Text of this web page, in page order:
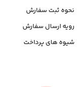
نحوه ثبت سفارش
رویه ارسال سفارش
شیوه های پرداخت